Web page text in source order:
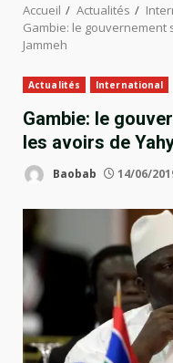
Accueil Actualités
Gambie: le gouvernement
Jammeh
Actualités International
Gambie: le
les avoirs de
Baobab 14/06/